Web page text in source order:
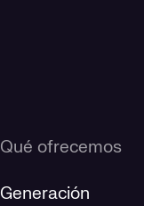
Qué ofrecemos
Generación